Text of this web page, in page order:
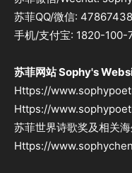
苏菲QQ/微信:
手机/支付宝: 1820-100-
苏菲网站 Sophy's
Https://
Https://
苏菲世界诗歌奖及相关
Https://